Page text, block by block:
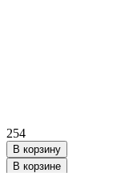
254
В корзину
В корзинe